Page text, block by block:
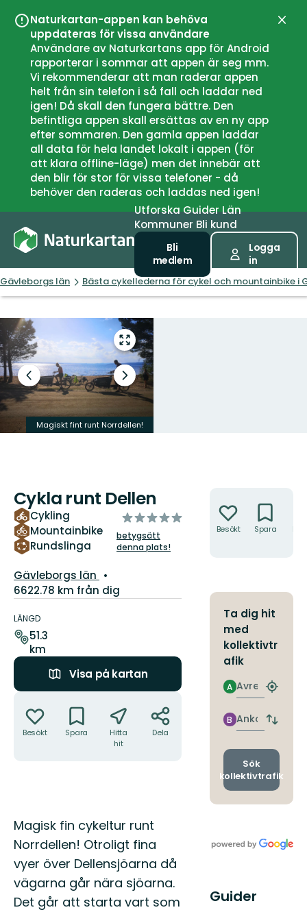
Naturkartan-appen kan behöva
uppdateras för vissa användare
Användare av Naturkartans app för Android
rapporterar i sommar att appen är seg mm.
Vi rekommenderar att man raderar appen
helt från sin telefon i så fall och laddar ned
igen! Då skall den fungera bättre. Den
befintliga appen skall ersättas av en ny app
efter sommaren. Den gamla appen laddar
all data för hela landet lokalt i appen (för
att klara offline-läge) men det innebär att
den blir för stor för vissa telefoner - då
behöver den raderas och laddas ned igen!
UtforskaGuiderLän
Kommuner Bli kund
Bli
medlem
Logga
in
Gävleborgs län Bästa cykellederna för cykel och mountainbike i
Gå
till
helskärmsläge
Föregående
bild
Nästa
bildspel
Magiskt fint runt Norrdellen!
Cykla runt Dellen
Cykling
Mountainbike
Rundslinga
av
5
stjärnor
betygsätt
denna plats!
Län:
Gävleborgs län
6622.78 km från dig
om
leden
LÄNGD
51.3
km
Visa på kartan
Besökt Spara
Hitta
hit
Dela
Beskrivning
Magisk fin cykeltur runt
Norrdellen! Otroligt fina
vyer över Dellensjöarna då
vägarna går nära sjöarna.
Det går att starta vart som
Besökt Spara
Ta dig hit
med
kollektivtr
afik
Avresa
A
Hitta
Ankomst
B
Byt
och
Sök
kollektivtrafik
Guider